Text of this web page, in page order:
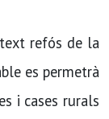
refós de la
es permetrà
i cases rurals